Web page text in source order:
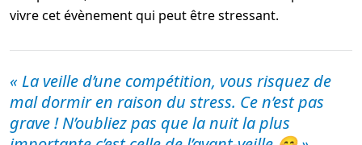
vivre cet évènement qui peut être stressant.
« La veille d’une compétition, vous risquez de
mal dormir en raison du stress. Ce n’est pas
grave ! N’oubliez pas que la nuit la plus